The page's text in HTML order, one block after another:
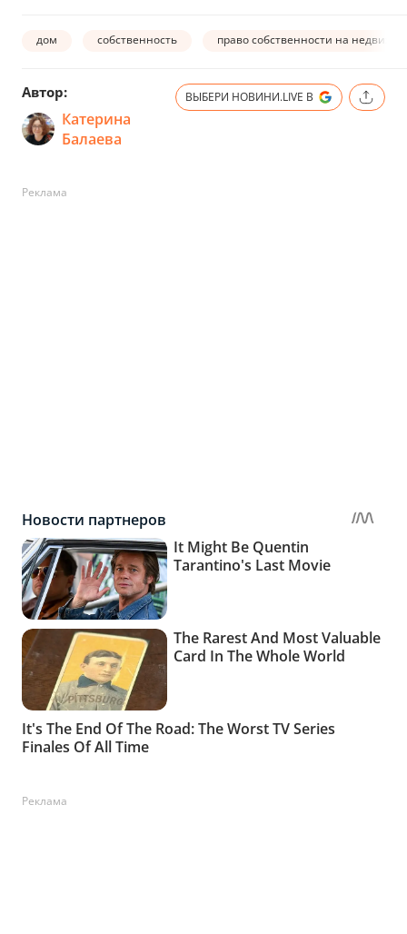
дом собственность право собственности на
Автор:
Катерина
Балаева
ВЫБЕРИ НОВИНИ.LIVE В
Реклама
Реклама